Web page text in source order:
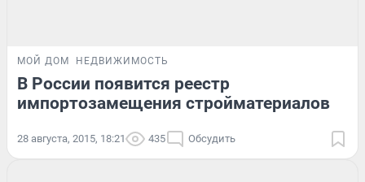
МОЙ ДОМ НЕДВИЖИМОСТЬ
В России появится реестр
импортозамещения стройматериалов
28 августа, 2015, 18:21 435 Обсудить